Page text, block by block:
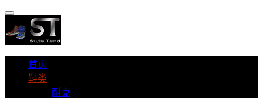
首页
鞋类
耐克